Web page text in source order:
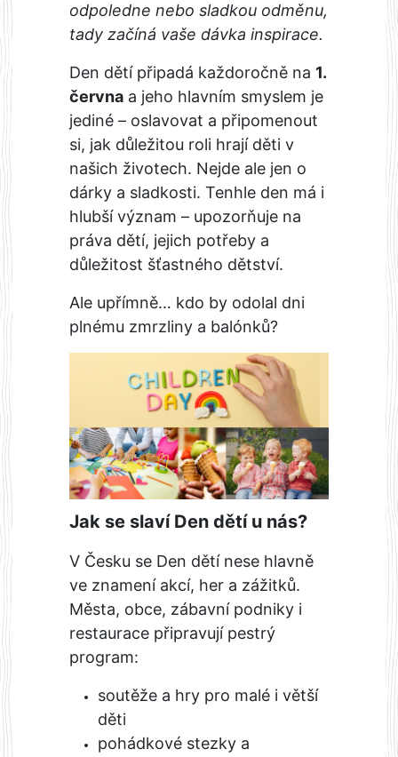
odpoledne nebo sladkou odměnu,
tady začíná vaše dávka inspirace.
Den dětí připadá každoročně na 1.
června a jeho hlavním smyslem je
jediné – oslavovat a připomenout
si, jak důležitou roli hrají děti v
našich životech. Nejde ale jen o
dárky a sladkosti. Tenhle den má i
hlubší význam – upozorňuje na
práva dětí, jejich potřeby a
důležitost šťastného dětství.
Ale upřímně… kdo by odolal dni
plnému zmrzliny a balónků?
Jak se slaví Den dětí u nás?
V Česku se Den dětí nese hlavně
ve znamení akcí, her a zážitků.
Města, obce, zábavní podniky i
restaurace připravují pestrý
program:
soutěže a hry pro malé i větší
děti
pohádkové stezky a